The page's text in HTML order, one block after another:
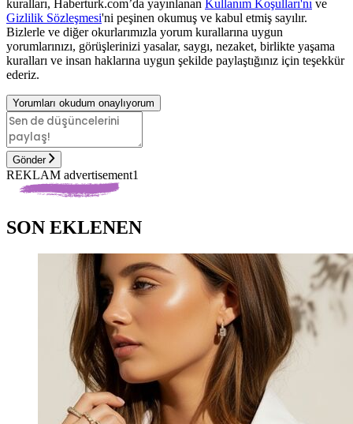
kuralları, Haberturk.com’da yayınlanan Kullanım Koşulları'nı ve
Gizlilik Sözleşmesi'ni peşinen okumuş ve kabul etmiş sayılır.
Bizlerle ve diğer okurlarımızla yorum kurallarına uygun
yorumlarınızı, görüşlerinizi yasalar, saygı, nezaket, birlikte yaşama
kuralları ve insan haklarına uygun şekilde paylaştığınız için teşekkür
ederiz.
Yorumları okudum onaylıyorum
Gönder
REKLAM advertisement1
SON EKLENEN